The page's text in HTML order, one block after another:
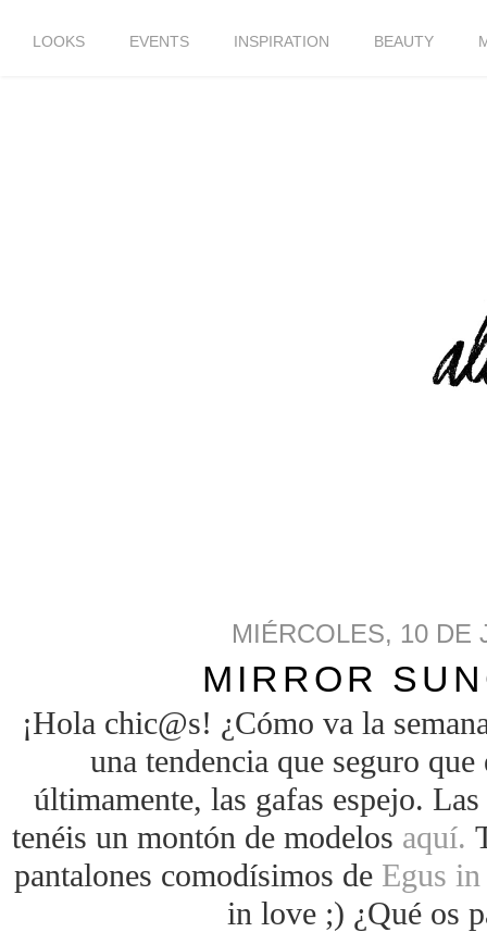
LOOKS EVENTS INSPIRATION BEAUTY
MIÉRCOLES, 10 DE
MIRROR
¡Hola chic@s! ¿Cómo va la
una tendencia que seguro
últimamente, las gafas espejo.
tenéis un montón de modelos aquí.
pantalones comodísimos de Egus
in love ;) ¿Qué os